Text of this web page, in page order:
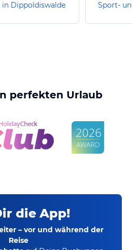
Dippoldiswalde
perfekten Urlaub
die App!
– vor und während der
Reise